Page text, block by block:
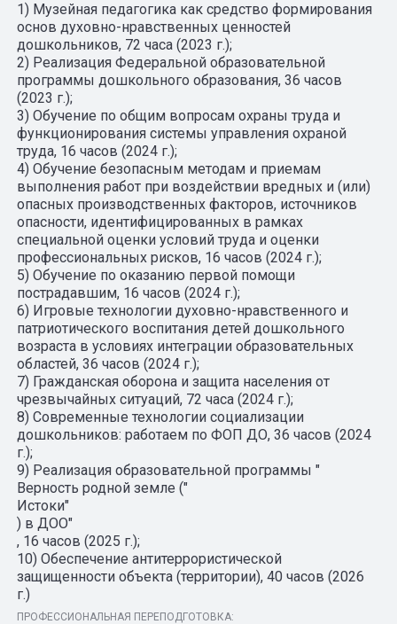
1) Музейная педагогика как средство формирования
основ духовно-нравственных ценностей
дошкольников, 72 часа (2023 г.);
2) Реализация Федеральной образовательной
программы дошкольного образования, 36 часов
(2023 г.);
3) Обучение по общим вопросам охраны труда и
функционирования системы управления охраной
труда, 16 часов (2024 г.);
4) Обучение безопасным методам и приемам
выполнения работ при воздействии вредных и (или)
опасных производственных факторов, источников
опасности, идентифицированных в рамках
специальной оценки условий труда и оценки
профессиональных рисков, 16 часов (2024 г.);
5) Обучение по оказанию первой помощи
пострадавшим, 16 часов (2024 г.);
6) Игровые технологии духовно-нравственного и
патриотического воспитания детей дошкольного
возраста в условиях интеграции образовательных
областей, 36 часов (2024 г.);
7) Гражданская оборона и защита населения от
чрезвычайных ситуаций, 72 часа (2024 г.);
8) Современные технологии социализации
дошкольников: работаем по ФОП ДО, 36 часов (2024
г.);
9) Реализация образовательной программы "
Верность родной земле ("
Истоки"
) в ДОО"
, 16 часов (2025 г.);
10) Обеспечение антитеррористической
защищенности объекта (территории), 40 часов (2026
г.)
ПРОФЕССИОНАЛЬНАЯ ПЕРЕПОДГОТОВКА: